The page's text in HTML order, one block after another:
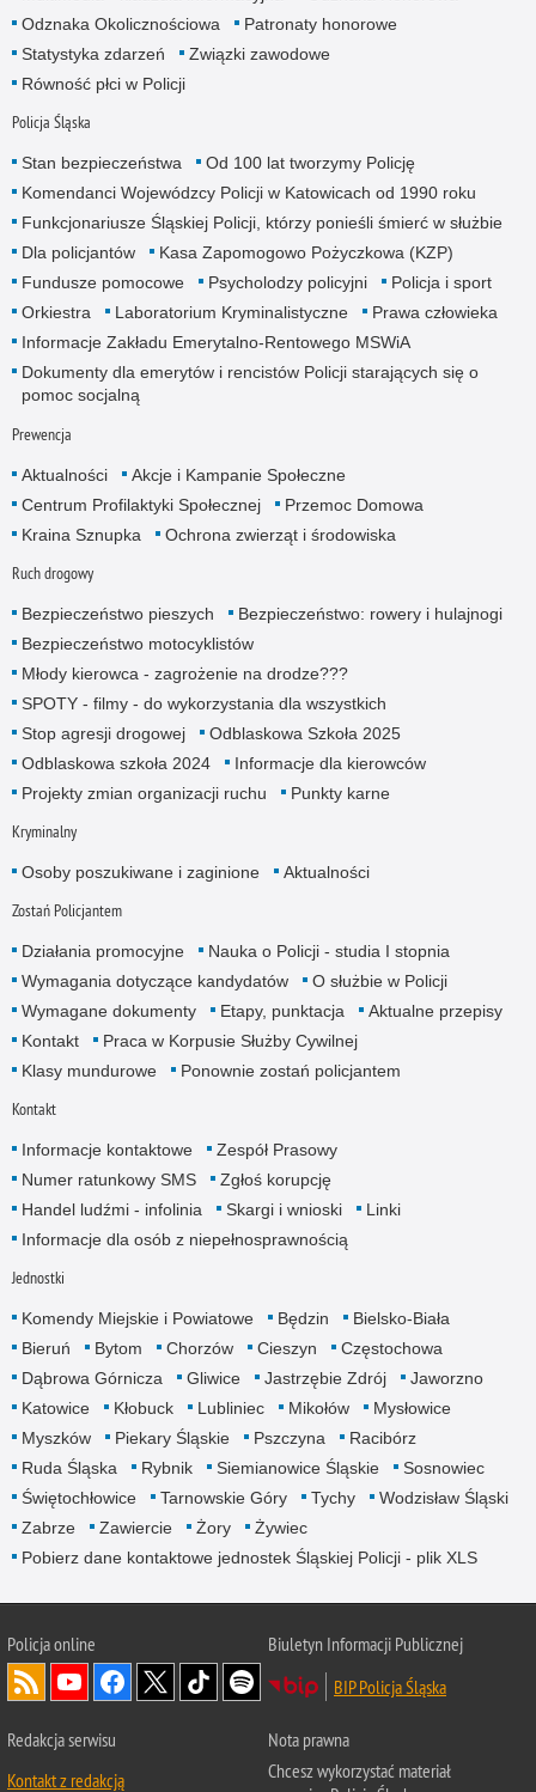
Odznaka Okolicznościowa
Patronaty honorowe
Statystyka zdarzeń
Związki zawodowe
Równość płci w Policji
Policja Śląska
Stan bezpieczeństwa
Od 100 lat tworzymy Policję
Komendanci Wojewódzcy Policji w Katowicach od 1990 roku
Funkcjonariusze Śląskiej Policji, którzy ponieśli śmierć w służbie
Dla policjantów
Kasa Zapomogowo Pożyczkowa (KZP)
Fundusze pomocowe
Psycholodzy policyjni
Policja i sport
Orkiestra
Laboratorium Kryminalistyczne
Prawa człowieka
Informacje Zakładu Emerytalno-Rentowego MSWiA
Dokumenty dla emerytów i rencistów Policji starających się o
pomoc socjalną
Prewencja
Aktualności
Akcje i Kampanie Społeczne
Centrum Profilaktyki Społecznej
Przemoc Domowa
Kraina Sznupka
Ochrona zwierząt i środowiska
Ruch drogowy
Bezpieczeństwo pieszych
Bezpieczeństwo: rowery i hulajnogi
Bezpieczeństwo motocyklistów
Młody kierowca - zagrożenie na drodze???
SPOTY - filmy - do wykorzystania dla wszystkich
Stop agresji drogowej
Odblaskowa Szkoła 2025
Odblaskowa szkoła 2024
Informacje dla kierowców
Projekty zmian organizacji ruchu
Punkty karne
Kryminalny
Osoby poszukiwane i zaginione Aktualności
Zostań Policjantem
Działania promocyjne
Nauka o Policji - studia I stopnia
Wymagania dotyczące kandydatów
O służbie w Policji
Wymagane dokumenty
Etapy, punktacja
Aktualne przepisy
Kontakt
Praca w Korpusie Służby Cywilnej
Klasy mundurowe
Ponownie zostań policjantem
Kontakt
Informacje kontaktowe
Zespół Prasowy
Numer ratunkowy SMS
Zgłoś korupcję
Handel ludźmi - infolinia
Skargi i wnioski
Linki
Informacje dla osób z niepełnosprawnością
Jednostki
Komendy Miejskie i Powiatowe Będzin
Bielsko-Biała
Bieruń
Bytom Chorzów Cieszyn
Częstochowa
Dąbrowa Górnicza
Gliwice Jastrzębie Zdrój
Jaworzno
Katowice
Kłobuck Lubliniec Mikołów
Mysłowice
Myszków
Piekary Śląskie Pszczyna
Racibórz
Ruda Śląska
Rybnik Siemianowice Śląskie
Sosnowiec
Świętochłowice
Tarnowskie Góry Tychy
Wodzisław Śląski
Zabrze
Zawiercie Żory
Żywiec
Pobierz dane kontaktowe jednostek Śląskiej Policji - plik XLS
Policja online
Biuletyn Informacji Publicznej
BIP Policja Śląska
Redakcja serwisu
Kontakt z redakcją
Nota prawna
Chcesz wykorzystać materiał